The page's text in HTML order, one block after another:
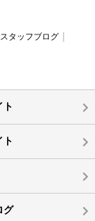
スタッフブログ
ト
ト
グ